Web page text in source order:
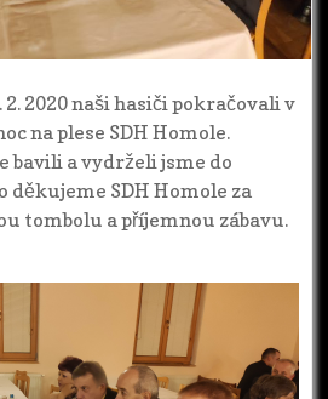
2. 2020 naši hasiči pokračovali v
na plese SDH Homole.
bavili a vydrželi jsme do
děkujeme SDH Homole za
tombolu a příjemnou zábavu.